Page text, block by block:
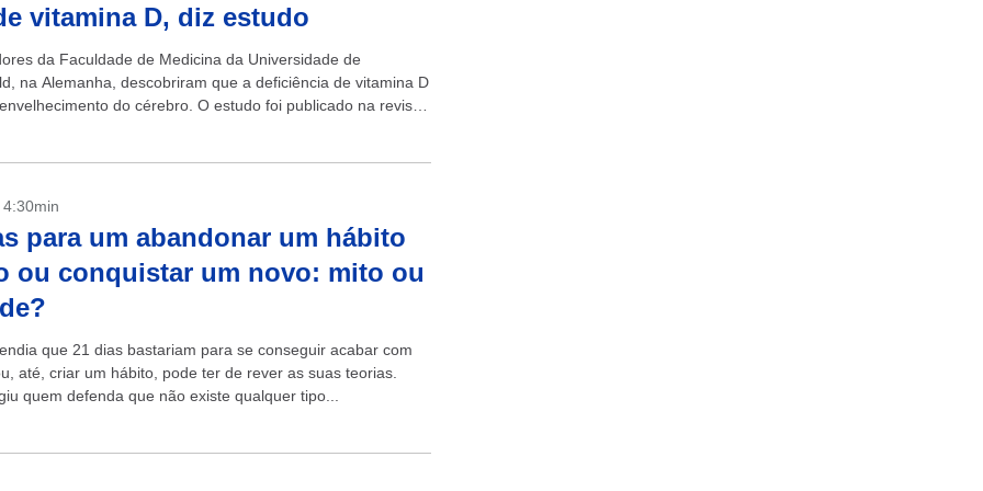
vitamina D, diz estudo
da Faculdade de Medicina da Universidade de
na Alemanha, descobriram que a deficiência de vitamina D
do cérebro. O estudo foi publicado na revista
para um abandonar um hábito
ou conquistar um novo: mito ou
que 21 dias bastariam para se conseguir acabar com
até, criar um hábito, pode ter de rever as suas teorias.
quem defenda que não existe qualquer tipo...